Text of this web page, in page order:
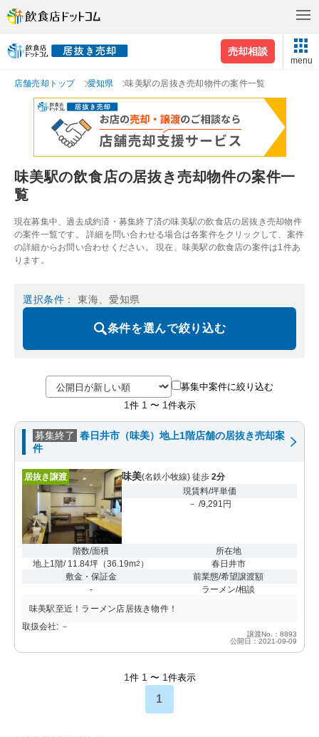
売却相談
menu
店舗売却トップ 愛知県 味美駅の居抜き売却物件の案件一覧
味美駅の飲食店の居抜き売却物件の案件一
覧
現在募集中、過去成約済・募集終了済の味美駅の飲食店の居抜き売却物件
の案件一覧です。 詳細を問い合わせる場合は各案件をクリックして、案件
の詳細からお問い合わせください。 現在、味美駅の飲食店の案件は1件あ
ります。
選択条件 ： 東海、愛知県
条件を選んで絞り込む
募集中案件に絞り込む
1 件 1 〜 1 件表示
募集終了 春日井市（味美）地上1階店舗の居抜き売却案
件
居抜き譲渡 味美(名鉄小牧線) 徒歩 2分
現賃料/坪単価
－ /9,291円
階数/面積
地上1階/ 11.84坪 （36.19m2 ）
所在地
春日井市
敷金・保証金
-
前業態/希望譲渡額
ラーメン/相談
味美駅至近！ラーメン店居抜き物件！
取扱会社: －
譲渡No.：8893
公開日：2021-09-09
1 件 1 〜 1 件表示
1